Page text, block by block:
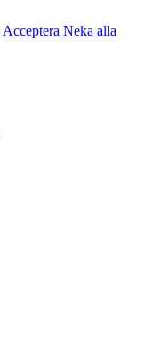
Acceptera Neka alla